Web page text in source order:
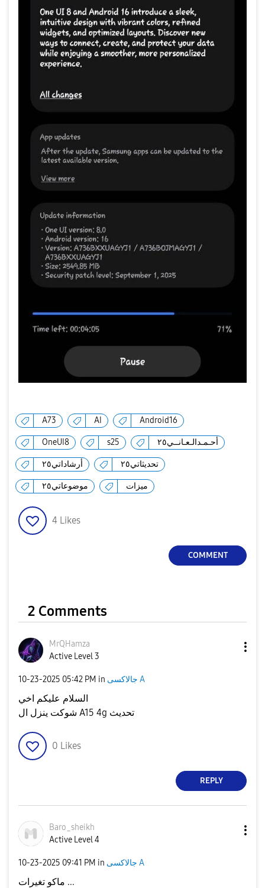
A73 AI Android16
OneUI8 s25 أحـمـدالـعـانــي٢٥
أرشاداتي٢٥ تحديثاتي٢٥
موضوعاتي٢٥ ميزات
4 Likes
COMMENT
2 Comments
MrQHamza
Active Level 3
‎10-23-2025 05:42 PM in جالاكسى A
السلام عليكم اخي
شوكت ينزل ال A15 4g تحديث
0 Likes
REPLY
Baro_sheikh
Active Level 4
‎10-23-2025 09:41 PM in جالاكسى A
ماكو تغيرات ...